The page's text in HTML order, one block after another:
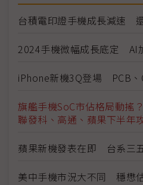
台積電印證手機成長減速
2024手機微幅成長底定 AI
iPhone新機3Q登場 PCB、
旗艦手機SoC市佔格局動搖？
聯發科、高通、蘋果下半年
蘋果新機發表在即 台系三
美中手機市況大不同 穩懋